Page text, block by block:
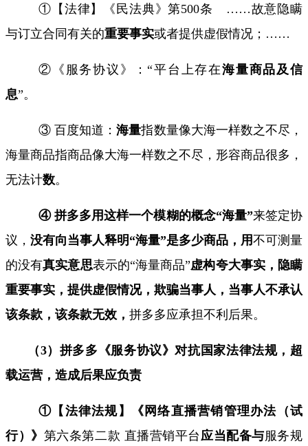
①【法律】《民法典》第500条 ……故意隐瞒
与订立合同有关的重要事实或者提供虚假情况； ……
②《服务协议》：“平台上存在海量商品及信
息”。
③ 百度知道：海量指数量像大海一样数之不尽 ，
海量商品指商品像大海一样数之不尽，形容商品很多，
无法计数。
④ 拼多多用这样一个模糊的概念“海量”来签定协
议， 没有向当事人释明“海量”是多少商品，用不可测量
的没有真实意思表示的“海量商品”虚构夸大事实，隐瞒
重要事实，提供虚假情况，欺骗当事人，当事人不承认
该条款，该条款无效， 拼多多应承担不利后果。
（3）拼多多《服务协议》对抗国家法律法规，超
载运营，造成后果应负责
①【法律法规】《网络直播营销管理办法（试
行）》 第六条第二款 直播营销平台 应当配备与服务规